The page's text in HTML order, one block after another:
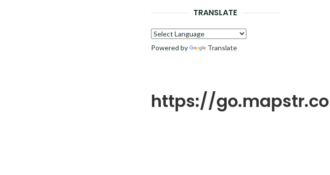
TRANSLATE
Powered by Translate
https://